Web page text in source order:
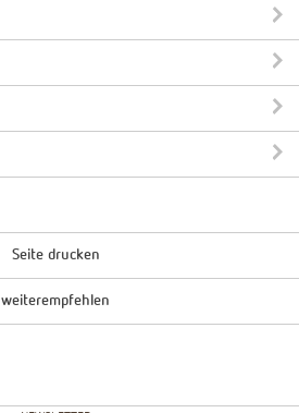
Seite drucken
weiterempfehlen